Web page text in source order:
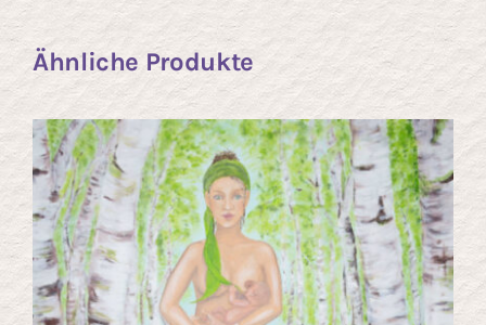
Ähnliche Produkte